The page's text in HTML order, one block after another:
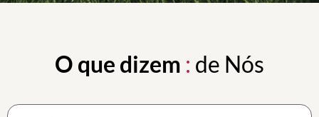
O que dizem : de Nós